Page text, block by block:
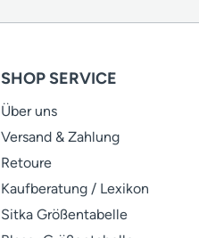
SHOP SERVICE
Über uns
Versand & Zahlung
Retoure
Kaufberatung / Lexikon
Sitka Größentabelle